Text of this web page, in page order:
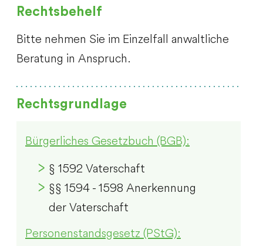
Rechtsbehelf
Bitte nehmen Sie im Einzelfall anwaltliche
Beratung in Anspruch.
Rechtsgrundlage
Bürgerliches Gesetzbuch (BGB):
§ 1592 Vaterschaft
§§ 1594 - 1598 Anerkennung
der Vaterschaft
Personenstandsgesetz (PStG):